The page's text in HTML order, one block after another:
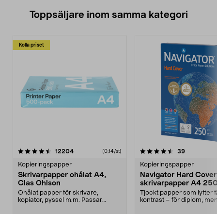
Toppsäljare inom samma kategori
Kolla priset
12204recensioner(0,14/st)
Kopieringspapper
Skrivarpapper ohålat A4,
Clas Ohlson
Ohålat papper för skrivare,
kopiator, pyssel m.m. Passar
4.5 av 5 stjärnor 39recensioner
Kopieringspapper
Navigator Hard
skrivarpapper A4
ark
Tjockt papper som lyfter
kontrast – för diplom,
4.5 av 5 stjärnor